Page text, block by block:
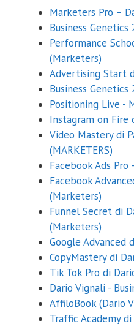
Marketers Pro –
Business
Performance
(Marketers)
Advertising Start
Business Genetics
Positioning Live -
Instagram on Fire
Video Mastery di
(MARKETERS)
Facebook Ads
Facebook
(Marketers)
Funnel Secret di
(Marketers)
Google Advanced
CopyMastery di
Tik Tok Pro di
Dario Vignali -
AffiloBook (Dario
Traffic Academy